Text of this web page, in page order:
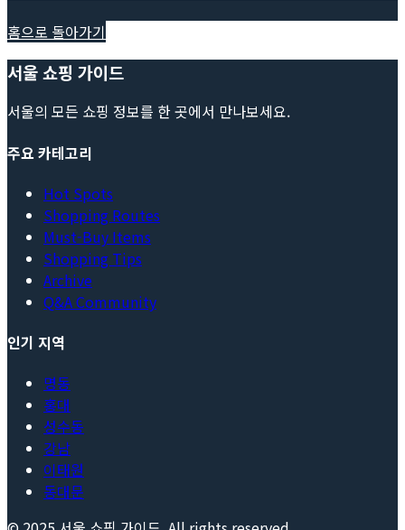
홈으로 돌아가기
서울 쇼핑 가이드
서울의 모든 쇼핑 정보를 한 곳에서 만나보세요.
주요 카테고리
Hot Spots
Shopping Routes
Must-Buy Items
Shopping Tips
Archive
Q&A Community
인기 지역
명동
홍대
성수동
강남
이태원
동대문